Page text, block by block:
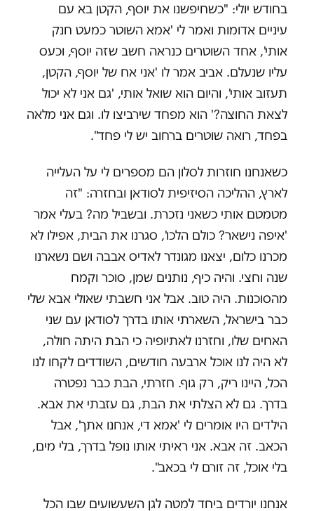
בחודש יולי: "כשחיפשנו את יוסף, הקטן בא עם
עיניים אדומות ואמר לי 'אמא השוטר כמעט חנק
אותי', אחד השוטרים כנראה חשב שזה יוסף, וכעס
עליו שנעלם. אביב אמר לו 'אני אח של יוסף, הקטן,
תעזוב אותי', והיום הוא שואל אותי, 'גם אני לא יכול
לצאת החוצה?' הוא מפחד שירביצו לו. וגם אני מלאה
בפחד, רואה שוטרים ברחוב יש לי פחד".
כשאנחנו חוזרות לסלון הם מספרים לי על העלייה
לארץ, ההליכה הסיזיפית לסודאן ובחזרה: "זה
מטמטם אותי כשאני נזכרת. ובשביל מה? בעלי אמר
'איפה נישאר? כולם הלכו', סגרנו את הבית, אפילו לא
מכרנו כלום, יצאנו מגונדר לאדיס אבבה ושם נשארנו
שנה וחצי. והיה כיף, נותנים שמן, סוכר וקמח
מהסוכנות. היה טוב. אבל אני חשבתי שאולי אבא שלי
כבר בישראל, השארתי אותו בדרך לסודאן עם שני
האחים שלו, וחזרנו לאתיופיה כי הבת היתה חולה,
לא היה לנו אוכל ארבעה חודשים, השודדים לקחו לנו
הכל, היינו ריק, רק גוף. חזרתי, הבת כבר נפטרה
בדרך. גם לא הצלתי את הבת, גם עזבתי את אבא.
הילדים היו אומרים לי 'אמא די, אנחנו אתך', אבל
הכאב. זה אבא. אני ראיתי אותו נופל בדרך, בלי מים,
בלי אוכל, זה זורם לי בכאב".
אנחנו יורדים ביחד למטה לגן השעשועים שבו הכל